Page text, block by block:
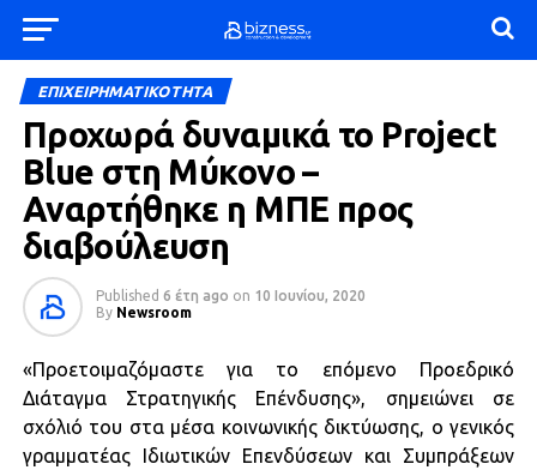
ΕΠΙΧΕΙΡΗΜΑΤΙΚΟΤΗΤΑ
Προχωρά δυναμικά το Project
Blue στη Μύκονο –
Αναρτήθηκε η ΜΠΕ προς
διαβούλευση
Published 6 έτη ago on 10 Ιουνίου, 2020
By Newsroom
«Προετοιμαζόμαστε για το επόμενο Προεδρικό
Διάταγμα Στρατηγικής Επένδυσης», σημειώνει σε
σχόλιό του στα μέσα κοινωνικής δικτύωσης, ο γενικός
γραμματέας Ιδιωτικών Επενδύσεων και Συμπράξεων